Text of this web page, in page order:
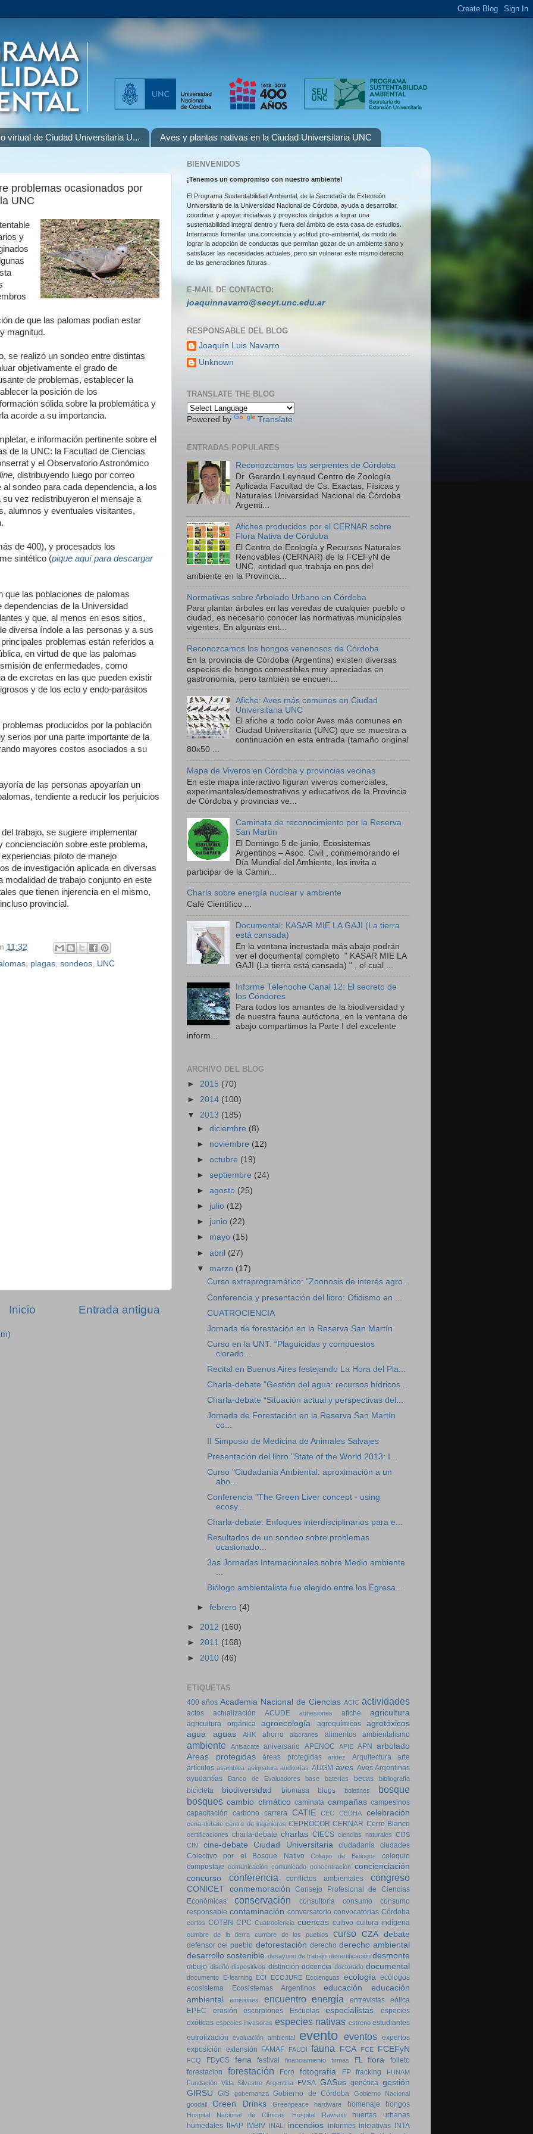
virtual de Ciudad Universitaria U... Aves y plantas nativas en la Ciudad Universitaria UNC
problemas ocasionados por
UNC
y
de que las palomas podían estar
magnitud.
se realizó un sondeo entre distintas
objetivamente el grado de
de problemas, establecer la
la posición de los
sólida sobre la problemática y
acorde a su importancia.
e información pertinente sobre el
de la UNC: la Facultad de Ciencias
y el Observatorio Astronómico
distribuyendo luego por correo
sondeo para cada dependencia, a los
vez redistribuyeron el mensaje a
alumnos y eventuales visitantes,
de 400), y procesados los
sintético (pique aquí para descargar
que las poblaciones de palomas
de la Universidad
y que, al menos en esos sitios,
diversa índole a las personas y a sus
problemas están referidos a
en virtud de que las palomas
de enfermedades, como
de excretas en las que pueden existir
y de los ecto y endo-parásitos
producidos por la población
serios por una parte importante de la
mayores costos asociados a su
de las personas apoyarían un
tendiente a reducir los perjuicios
trabajo, se sugiere implementar
concienciación sobre este problema,
piloto de manejo
de investigación aplicada en diversas
modalidad de trabajo conjunto en este
que tienen injerencia en el mismo,
provincial.
11:32
plagas sondeos UNC
Entrada antigua
Inicio
BIENVENIDOS
¡Tenemos un compromiso con nuestro ambiente!
El Programa Sustentabilidad Ambiental, de la Secretaría de Extensión
Universitaria de la Universidad Nacional de Córdoba, ayuda a desarrollar,
coordinar y apoyar iniciativas y proyectos dirigidos a lograr una
sustentabilidad integral dentro y fuera del ámbito de esta casa de estudios.
Intentamos fomentar una conciencia y actitud pro-ambiental, de modo de
lograr la adopción de conductas que permitan gozar de un ambiente sano y
satisfacer las necesidades actuales, pero sin vulnerar este mismo derecho
de las generaciones futuras.
E-MAIL DE CONTACTO:
joaquinnavarro@secyt.unc.edu.ar
RESPONSABLE DEL BLOG
Joaquín Luis Navarro
Unknown
TRANSLATE THE BLOG
Powered by Translate
ENTRADAS POPULARES
Reconozcamos las serpientes de Córdoba
Dr. Gerardo Leynaud Centro de Zoología
Aplicada Facultad de Cs. Exactas, Físicas y
Naturales Universidad Nacional de Córdoba
Argenti...
Afiches producidos por el CERNAR sobre
Flora Nativa de Córdoba
El Centro de Ecología y Recursos Naturales
Renovables (CERNAR) de la FCEFyN de
UNC, entidad que trabaja en pos del
ambiente en la Provincia...
Normativas sobre Arbolado Urbano en Córdoba
Para plantar árboles en las veredas de cualquier pueblo o
ciudad, es necesario conocer las normativas municipales
vigentes. En algunas ent...
Reconozcamos los hongos venenosos de Córdoba
En la provincia de Córdoba (Argentina) existen diversas
especies de hongos comestibles muy apreciadas en
gastronomía, pero también se encuen...
Afiche: Aves más comunes en Ciudad
Universitaria UNC
El afiche a todo color Aves más comunes en
Ciudad Universitaria (UNC) que se muestra a
continuación en esta entrada (tamaño original
80x50 ...
Mapa de Viveros en Córdoba y provincias vecinas
En este mapa interactivo figuran viveros comerciales,
experimentales/demostrativos y educativos de la Provincia
de Córdoba y provincias ve...
Caminata de reconocimiento por la Reserva
San Martín
El Domingo 5 de junio, Ecosistemas
Argentinos – Asoc. Civil , conmemorando el
Día Mundial del Ambiente, los invita a
participar de la Camin...
Charla sobre energía nuclear y ambiente
Café Científico ...
Documental: KASAR MIE LA GAJI (La tierra
está cansada)
En la ventana incrustada más abajo podrán
ver el documental completo " KASAR MIE LA
GAJI (La tierra está cansada) " , el cual ...
Informe Telenoche Canal 12: El secreto de
los Cóndores
Para todos los amantes de la biodiversidad y
de nuestra fauna autóctona, en la ventana de
abajo compartimos la Parte I del excelente
inform...
ARCHIVO DEL BLOG
► 2015 (70)
► 2014 (100)
▼ 2013 (185)
►diciembre (8)
► noviembre (12)
►octubre (19)
►septiembre (24)
►agosto (25)
► julio (12)
► junio (22)
► mayo (15)
►abril (27)
▼ marzo (17)
Curso extraprogramático: "Zoonosis de interés agro...
Conferencia y presentación del libro: Ofidismo en ...
CUATROCIENCIA
Jornada de forestación en la Reserva San Martín
Curso en la UNT: “Plaguicidas y compuestos
clorado...
Recital en Buenos Aires festejando La Hora del Pla...
Charla-debate "Gestión del agua: recursos hídricos...
Charla-debate “Situación actual y perspectivas del...
Jornada de Forestación en la Reserva San Martín
co...
II Simposio de Medicina de Animales Salvajes
Presentación del libro "State of the World 2013: I...
Curso "Ciudadanía Ambiental: aproximación a un
abo...
Conferencia "The Green Liver concept - using
ecosy...
Charla-debate: Enfoques interdisciplinarios para e...
Resultados de un sondeo sobre problemas
ocasionado...
3as Jornadas Internacionales sobre Medio ambiente
...
Biólogo ambientalista fue elegido entre los Egresa...
►febrero (4)
► 2012 (160)
► 2011 (168)
► 2010 (46)
ETIQUETAS
400 años Academia Nacional de Ciencias ACIC actividades
actos actualización ACUDE adhesiones afiche agricultura
agricultura orgánica agroecología agroquímicos
agrotóxicos
agua
aguas AHK ahorro alacranes alimentos ambientalismo
ambiente Anisacate aniversario APENOC APIE APN
arbolado
Areas protegidas
áreas protegidas aridez Arquitectura
arte
artículos asamblea asignatura auditorías AUGM aves Aves Argentinas
ayudantías
Banco de Evaluadores base baterías becas bibliografía
bicicleta biodiversidad biomasa blogs boletines
bosque
bosques cambio climático caminata campañas campesinos
capacitación
carbono carrera CATIE CEC CEDHA celebración
cena-debate centro de ingenieros CEPROCOR CERNAR Cerro Blanco
certificaciones charla-debate charlas CIECS ciencias naturales CIJS
CIN
cine-debate Ciudad Universitaria ciudadanía
ciudades
Colectivo por el Bosque Nativo
Colegio de Biólogos
coloquio
compostaje comunicación comunicado concentración concienciación
concurso
conferencia conflictos ambientales congreso
CONICET conmemoración
Consejo Profesional de Ciencias
Económicas
conservación consultoría consumo
consumo
responsable contaminación conversatorio convocatorias Córdoba
cortos COTBN CPC Cuatrociencia cuencas cultivo cultura indígena
cumbre de la tierra cumbre de los pueblos curso CZA debate
defensor del pueblo deforestación derecho derecho ambiental
desarrollo sostenible desayuno de trabajo desertificación desmonte
dibujo diseño dispositivos distinción docencia doctorado documental
documento E-learning ECI ECOJURE Ecolenguas ecología ecólogos
ecosistema
Ecosistemas Argentinos educación
educación
ambiental
emisiones encuentro energía entrevistas
eólica
EPEC
erosión escorpiones Escuelas especialistas
especies
exóticas especies invasoras especies nativas estreno estudiantes
eutrofización
evaluación ambiental evento eventos expertos
exposición extensión FAMAF FAUDI fauna FCA FCE FCEFyN
FCQ FDyCS feria festival financiamiento firmas FL flora
folleto
forestacion
forestación Foro fotografía FP fracking
FUNAM
Fundación Vida Silvestre Argentina
FVSA GASus genética gestión
GIRSU
GIS gobernanza Gobierno de Córdoba
Gobierno Nacional
goodall
Green Drinks Greenpeace hardware homenaje hongos
Hospital Nacional de Clínicas Hospital Rawson
huertas urbanas
humedales
IIFAP IMBIV INALI incendios informes iniciativas INTA